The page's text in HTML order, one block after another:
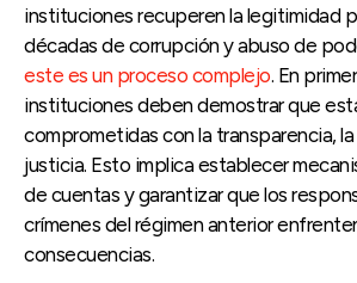
instituciones recuperen la legitimidad
décadas de corrupción y abuso de
este es un proceso complejo. En
instituciones deben demostrar que
comprometidas con la transparencia, la
justicia. Esto implica establecer
de cuentas y garantizar que los
crímenes del régimen anterior
consecuencias.